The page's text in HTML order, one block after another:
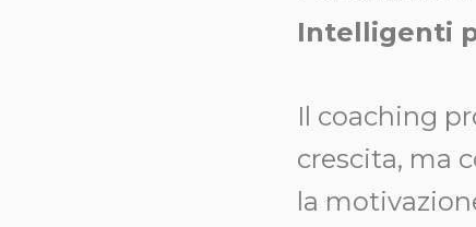
Intelligenti
Il coaching
crescita, ma
la